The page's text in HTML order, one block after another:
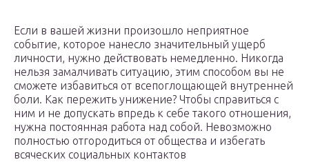
Если в вашей жизни произошло неприятное
событие, которое нанесло значительный ущерб
личности, нужно действовать немедленно. Никогда
нельзя замалчивать ситуацию, этим способом вы не
сможете избавиться от всепоглощающей внутренней
боли. Как пережить унижение? Чтобы справиться с
ним и не допускать впредь к себе такого отношения,
нужна постоянная работа над собой. Невозможно
полностью отгородиться от общества и избегать
всяческих социальных контактов